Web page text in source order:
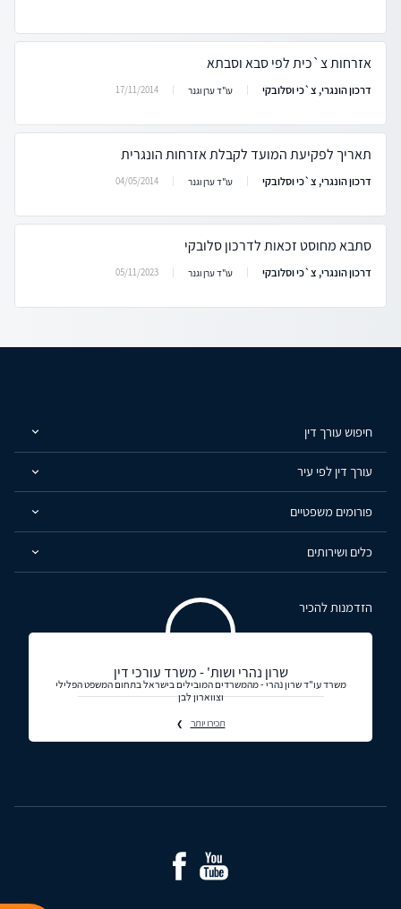
אזרחות צ`כית לפי סבא וסבתא
דרכון הונגרי, צ`כי וסלובקי עו"ד ערן וגנר 17/11/2014
תאריך לפקיעת המועד לקבלת אזרחות הונגרית
דרכון הונגרי, צ`כי וסלובקי עו"ד ערן וגנר 04/05/2014
סתבא מחוסט זכאות לדרכון סלובקי
דרכון הונגרי, צ`כי וסלובקי עו"ד ערן וגנר 05/11/2023
חיפוש עורך דין
עורך דין לפי עיר
פורומים משפטיים
כלים ושירותים
הזדמנות להכיר
שרון נהרי ושות' - משרד עורכי דין
משרד עו"ד שרון נהרי - מהמשרדים המובילים בישראל בתחום המשפט הפלילי
וצווארון לבן
תכירו יותר